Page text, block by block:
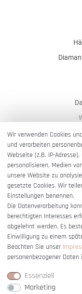
Wir verwenden Cookies
und verarbeiten
Webseite (z.B. IP-
personalisieren, Medien
unsere Website zu
gesetzte Cookies. Wir
Einstellungen benennen.
Die Datenverarbeitung
berechtigten Interesses
abgelehnt werden. Es
Einwilligung zu einem
Beachten Sie unser
personenbezogener Daten
Essenziell
Marketing